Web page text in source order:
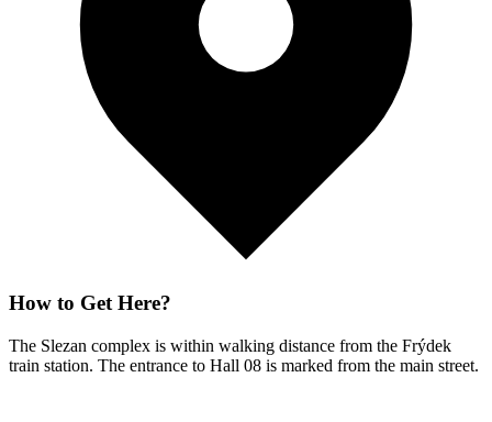
How to Get Here?
The Slezan complex is within walking distance from the Frýdek
train station. The entrance to Hall 08 is marked from the main street.